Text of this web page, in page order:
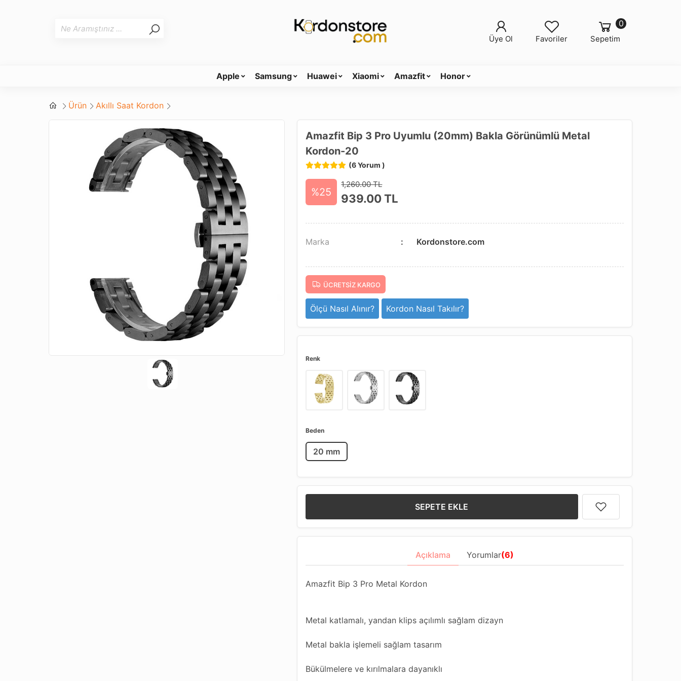
Sepetim
0
Favoriler
Üye Ol
Apple Samsung Huawei Xiaomi Amazfit Honor
Ürün Akıllı Saat Kordon
Amazfit Bip 3 Pro Uyumlu (20mm) Bakla Görünümlü Metal
Kordon-20
(6 Yorum )
%25
1,260.00 TL
939.00TL
Marka Kordonstore.com
ÜCRETSIZ KARGO
Ölçü Nasıl Alınır? Kordon Nasıl Takılır?
Renk
Beden
20 mm
SEPETE EKLE
Açıklama Yorumlar(6)
Amazfit Bip 3 Pro Metal Kordon
Metal katlamalı, yandan klips açılımlı sağlam dizayn
Metal bakla işlemeli sağlam tasarım
Bükülmelere ve kırılmalara dayanıklı